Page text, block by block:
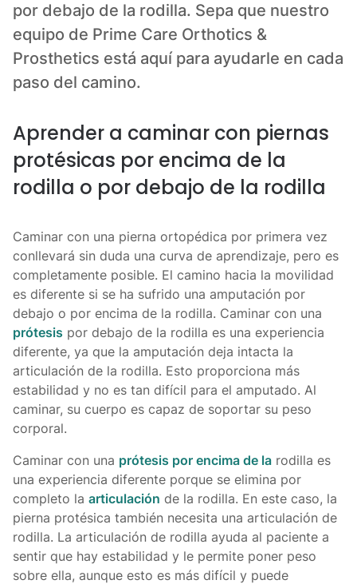
por debajo de la rodilla. Sepa que nuestro
equipo de Prime Care Orthotics &
Prosthetics está aquí para ayudarle en cada
paso del camino.
Aprender a caminar con piernas
protésicas por encima de la
rodilla o por debajo de la rodilla
Caminar con una pierna ortopédica por primera vez
conllevará sin duda una curva de aprendizaje, pero es
completamente posible. El camino hacia la movilidad
es diferente si se ha sufrido una amputación por
debajo o por encima de la rodilla. Caminar con una
prótesis por debajo de la rodilla es una experiencia
diferente, ya que la amputación deja intacta la
articulación de la rodilla. Esto proporciona más
estabilidad y no es tan difícil para el amputado. Al
caminar, su cuerpo es capaz de soportar su peso
corporal.
Caminar con una prótesis por encima de la rodilla es
una experiencia diferente porque se elimina por
completo la articulación de la rodilla. En este caso, la
pierna protésica también necesita una articulación de
rodilla. La articulación de rodilla ayuda al paciente a
sentir que hay estabilidad y le permite poner peso
sobre ella, aunque esto es más difícil y puede